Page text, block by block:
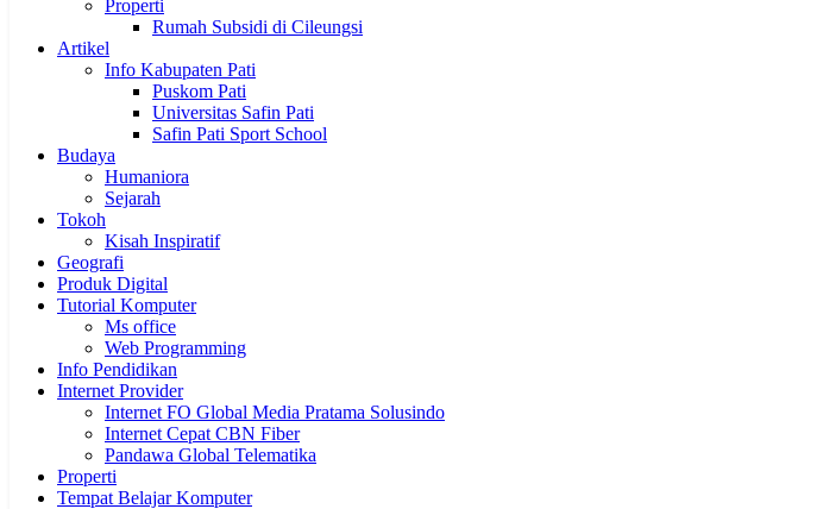
Properti
Rumah Subsidi di Cileungsi
Artikel
Info Kabupaten Pati
Puskom Pati
Universitas Safin Pati
Safin Pati Sport School
Budaya
Humaniora
Sejarah
Tokoh
Kisah Inspiratif
Geografi
Produk Digital
Tutorial Komputer
Ms office
Web Programming
Info Pendidikan
Internet Provider
Internet FO Global Media Pratama Solusindo
Internet Cepat CBN Fiber
Pandawa Global Telematika
Properti
Tempat Belajar Komputer